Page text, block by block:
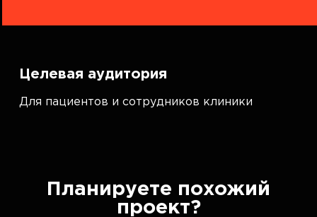
Целевая аудитория
Для пациентов и сотрудников клиники
Планируете похожий
проект?